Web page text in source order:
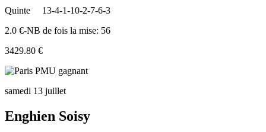
Quinte
13-4-1-10-2-7-6-3
2.0 €-NB de fois la mise: 56
3429.80 €
samedi 13 juillet
Enghien Soisy